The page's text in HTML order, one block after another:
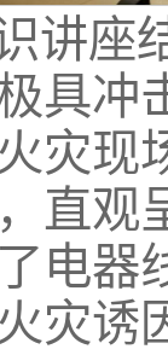
讲座
具冲
灾现
直观
电器
灾诱